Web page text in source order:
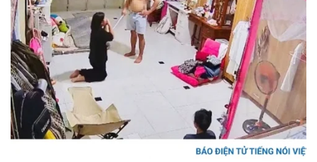
Doanh nghiệp
Công nghệ
Sành điệu